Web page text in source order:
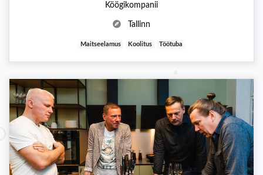
Köögikompanii
Tallinn
Maitseelamus Koolitus Töötuba